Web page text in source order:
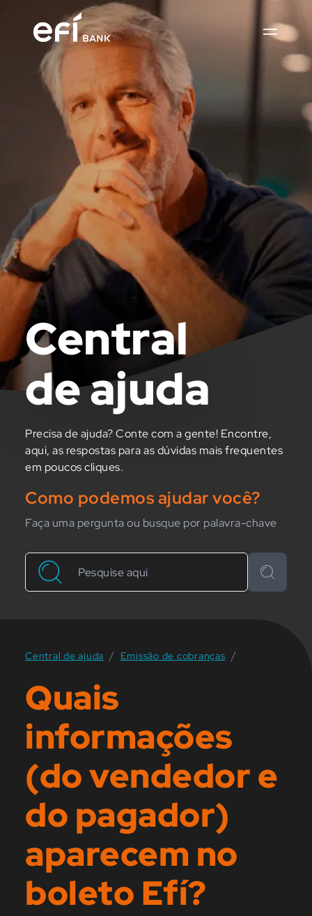
Central
de ajuda
Precisa de ajuda? Conte com a gente! Encontre,
aqui, as respostas para as dúvidas mais frequentes
em poucos cliques.
Como podemos ajudar você?
Faça uma pergunta ou busque por palavra-chave
Buscar
Central de ajuda / Emissão de cobranças /
Quais
informações
(do vendedor e
do pagador)
aparecem no
boleto Efí?